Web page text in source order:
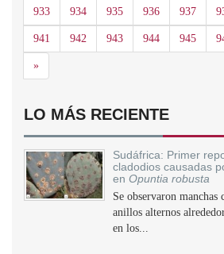
933 934 935 936 937
941 942 943 944 945
»Siguiente
LO MÁS RECIENTE
Sudáfrica: Primer
cladodios causadas
en Opuntia robusta
Se observaron
anillos alternos
en los...